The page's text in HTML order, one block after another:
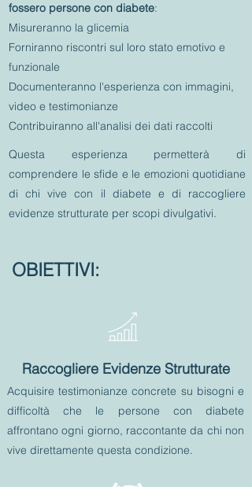
fossero persone con diabete:
Misureranno la glicemia
Forniranno riscontri sul loro stato emotivo e
funzionale
Documenteranno l'esperienza con immagini,
video e testimonianze
Contribuiranno all'analisi dei dati raccolti
Questa esperienza permetterà di
comprendere le sfide e le emozioni quotidiane
di chi vive con il diabete e di raccogliere
evidenze strutturate per scopi divulgativi.
OBIETTIVI:
Raccogliere Evidenze Strutturate
Acquisire testimonianze concrete su bisogni e
difficoltà che le persone con diabete
affrontano ogni giorno, raccontante da chi non
vive direttamente questa condizione.